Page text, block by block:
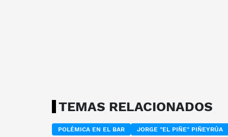
TEMAS RELACIONADOS
POLÉMICA EN EL BAR JORGE "EL PIÑE" PIÑEYRÚA